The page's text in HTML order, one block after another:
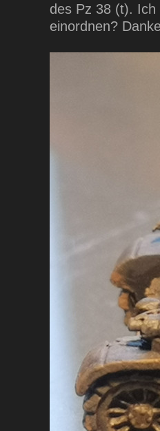
des Pz 38 (t). Ich
einordnen?